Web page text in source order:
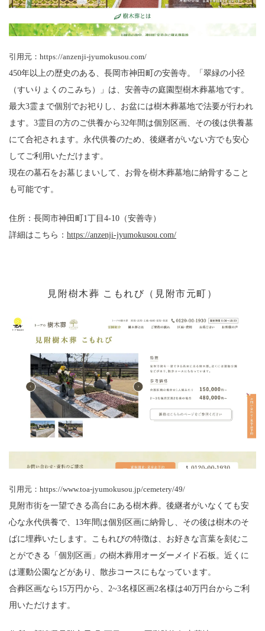
引用元：https://anzenji-jyumokusou.com/
450年以上の歴史のある、長岡市神田町の安善寺。「翠緑の小径
（すいりょくのこみち）」は、安善寺の庭園型樹木葬墓地です。
最大3霊まで個別でお祀りし、お盆には樹木葬墓地で法要が行われ
ます。3霊目の方のご供養から32年間は個別区画、その後は供養墓
にて合祀されます。永代供養のため、後継者がいない方でも安心
してご利用いただけます。
現在の墓石をお墓じまいして、お骨を樹木葬墓地に納骨すること
も可能です。
住所：長岡市神田町1丁目4-10（安善寺）
詳細はこちら： https://anzenji-jyumokusou.com/
見附樹木葬 こもれび（見附市元町）
引用元：https://www.toa-jyumokusou.jp/cemetery/49/
見附市街を一望できる高台にある樹木葬。後継者がいなくても安
心な永代供養で、13年間は個別区画に納骨し、その後は樹木のそ
ばに埋葬いたします。こもれびの特徴は、お好きな言葉を刻むこ
とができる「個別区画」の樹木葬用オーダーメイド石板。近くに
は運動公園などがあり、散歩コースにもなっています。
合葬区画なら15万円から、2~3名様区画2名様は40万円台からご利
用いただけます。